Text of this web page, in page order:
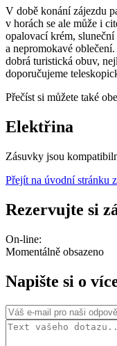
V době konání zájezdu
v horách se ale může i
opalovací krém,
a nepromokavé
dobrá turistická obuv,
doporučujeme
Přečíst si můžete také
Elektřina
Zásuvky jsou
Přejít na úvodní stránku
Rezervujte si
On-line:
Momentálně obsazeno
Napište si o